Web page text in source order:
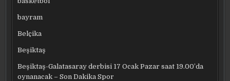
bayram
Belçika
Beşiktaş
Beşiktaş-Galatasaray derbisi 17 Ocak Pazar saat 19.00’da
oynanacak – Son Dakika Spor